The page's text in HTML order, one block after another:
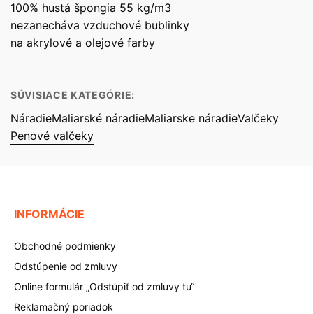
mm
100% hustá špongia 55 kg/m3
nezanecháva vzduchové bublinky
na akrylové a olejové farby
SÚVISIACE KATEGÓRIE:
NáradieMaliarské náradieMaliarske náradieValčeky
Penové valčeky
INFORMÁCIE
Obchodné podmienky
Odstúpenie od zmluvy
Online formulár „Odstúpiť od zmluvy tu“
Reklamačný poriadok